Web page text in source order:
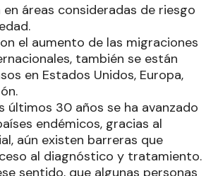
en áreas consideradas de riesgo
el aumento de las migraciones
también se están
en Estados Unidos, Europa,
últimos 30 años se ha avanzado
endémicos, gracias al
aún existen barreras que
al diagnóstico y tratamiento.
sentido, que algunas personas